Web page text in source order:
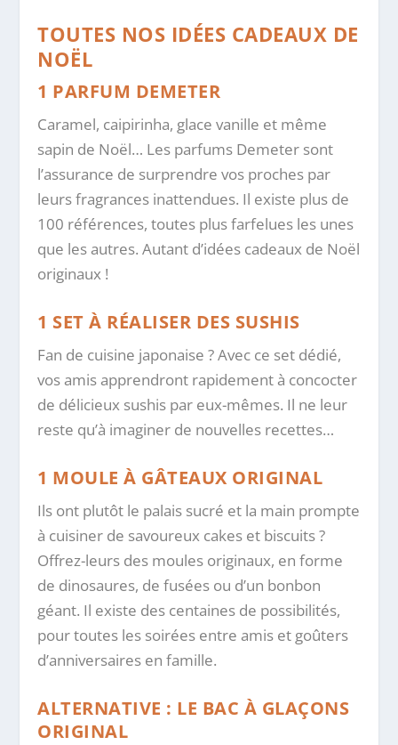
TOUTES NOS IDÉES CADEAUX DE
NOËL
1 PARFUM DEMETER
Caramel, caipirinha, glace vanille et même
sapin de Noël… Les parfums Demeter sont
l’assurance de surprendre vos proches par
leurs fragrances inattendues. Il existe plus de
100 références, toutes plus farfelues les unes
que les autres. Autant d’idées cadeaux de Noël
originaux !
1 SET À RÉALISER DES SUSHIS
Fan de cuisine japonaise ? Avec ce set dédié,
vos amis apprendront rapidement à concocter
de délicieux sushis par eux-mêmes. Il ne leur
reste qu’à imaginer de nouvelles recettes…
1 MOULE À GÂTEAUX ORIGINAL
Ils ont plutôt le palais sucré et la main prompte
à cuisiner de savoureux cakes et biscuits ?
Offrez-leurs des moules originaux, en forme
de dinosaures, de fusées ou d’un bonbon
géant. Il existe des centaines de possibilités,
pour toutes les soirées entre amis et goûters
d’anniversaires en famille.
ALTERNATIVE : LE BAC À GLAÇONS
ORIGINAL